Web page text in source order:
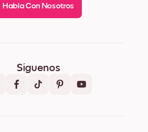
Habla Con Nosotros
Síguenos